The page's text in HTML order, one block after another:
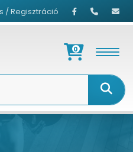
/ Regisztráció
0